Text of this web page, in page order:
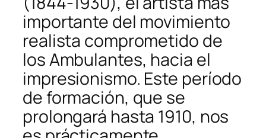
importante del movimiento
realista comprometido de
los Ambulantes, hacia el
impresionismo. Este período
de formación, que se
prolongará hasta 1910, nos